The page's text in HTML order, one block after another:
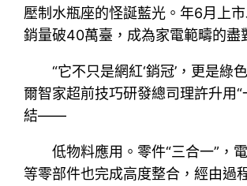
壓制水瓶座的怪誕藍光。年6月上
銷量破40萬臺，成為家電範疇的盡
“它不只是網紅‘銷冠’，更是綠色
爾智家超前技巧研發總司理許升用“
結——
低物料應用。零件“三合一”，
等零部件也完成高度整合，經由過